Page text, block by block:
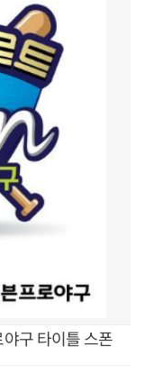
구 타이틀 스폰